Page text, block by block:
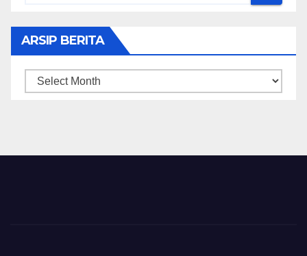
ARSIP BERITA
ARSIP